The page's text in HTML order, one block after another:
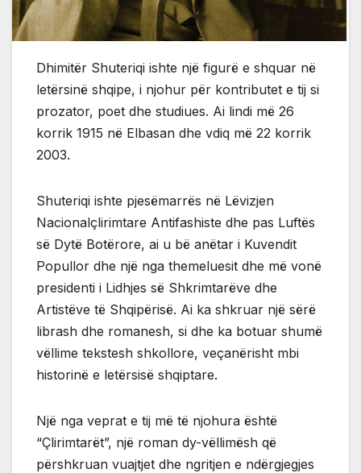
Dhimitër Shuteriqi ishte një figurë e shquar në
letërsinë shqipe, i njohur për kontributet e tij si
prozator, poet dhe studiues. Ai lindi më 26
korrik 1915 në Elbasan dhe vdiq më 22 korrik
2003.
Shuteriqi ishte pjesëmarrës në Lëvizjen
Nacionalçlirimtare Antifashiste dhe pas Luftës
së Dytë Botërore, ai u bë anëtar i Kuvendit
Popullor dhe një nga themeluesit dhe më vonë
presidenti i Lidhjes së Shkrimtarëve dhe
Artistëve të Shqipërisë. Ai ka shkruar një sërë
librash dhe romanesh, si dhe ka botuar shumë
vëllime tekstesh shkollore, veçanërisht mbi
historinë e letërsisë shqiptare.
Një nga veprat e tij më të njohura është
“Çlirimtarët”, një roman dy-vëllimësh që
përshkruan vuajtjet dhe ngritjen e ndërgjegjes